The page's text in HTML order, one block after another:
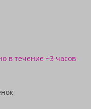
в течение ~3 часов